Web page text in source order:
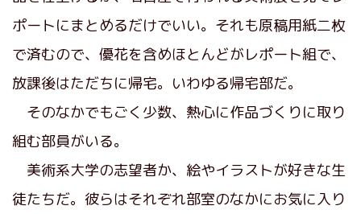
ポートにまとめるだけでいい。それも原稿用紙二枚
で済むので、優花を含めほとんどがレポート組で、
放課後はただちに帰宅。いわゆる帰宅部だ。
そのなかでもごく少数、熱心に作品づくりに取り
組む部員がいる。
美術系大学の志望者か、絵やイラストが好きな生
徒たちだ。彼らはそれぞれ部室のなかにお気に入り